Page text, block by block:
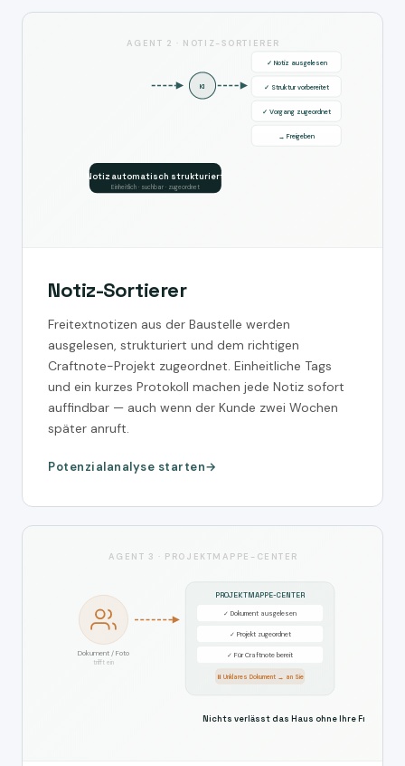
AGENT 2 · NOTIZ-SORTIERER
KI
✓ Notiz ausgelesen
✓ Struktur vorbereitet
✓ Vorgang zugeordnet
→ Freigeben
Notiz automatisch strukturiert
Einheitlich · suchbar · zugeordnet
Notiz-Sortierer
Freitextnotizen aus der Baustelle werden
ausgelesen, strukturiert und dem richtigen
Craftnote-Projekt zugeordnet. Einheitliche Tags
und ein kurzes Protokoll machen jede Notiz sofort
auffindbar — auch wenn der Kunde zwei Wochen
später anruft.
Potenzialanalyse starten
AGENT 3 · PROJEKTMAPPE-CENTER
Dokument / Foto
trifft ein
PROJEKTMAPPE-CENTER
✓ Dokument ausgelesen
✓ Projekt zugeordnet
✓ Für Craftnote bereit
⏸ Unklares Dokument → an Sie
Nichts verlässt das Haus ohne Ihre Freigabe